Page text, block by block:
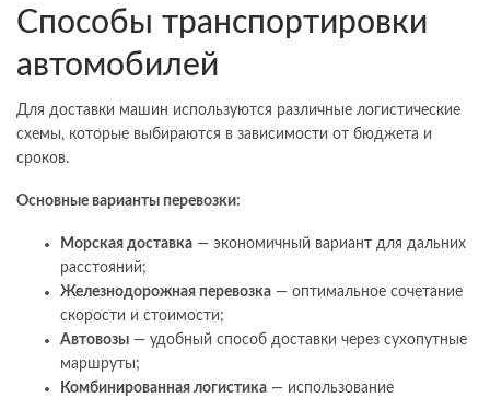
Способы транспортировки
автомобилей
Для доставки машин используются различные логистические
схемы, которые выбираются в зависимости от бюджета и
сроков.
Основные варианты перевозки:
Морская доставка — экономичный вариант для дальних
расстояний;
Железнодорожная перевозка — оптимальное сочетание
скорости и стоимости;
Автовозы — удобный способ доставки через сухопутные
маршруты;
Комбинированная логистика — использование